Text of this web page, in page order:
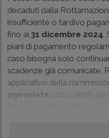
decaduti dalla
insufficiente o tardivo
fino al 31 dicembre 2024.
piani di pagamento
caso bisogna solo
scadenze già comunicate.
applicativo della
agevolata solo i debiti